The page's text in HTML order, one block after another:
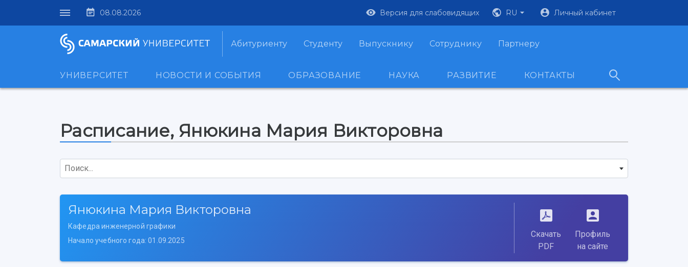
08.08.2026 Версия для слабовидящих RU Личный кабинет
Абитуриенту Студенту Выпускнику Сотруднику Партнеру
УНИВЕРСИТЕТ НОВОСТИ И СОБЫТИЯ ОБРАЗОВАНИЕ НАУКА РАЗВИТИЕ КОНТАКТЫ
Расписание, Янюкина Мария Викторовна
Поиск...
Янюкина Мария Викторовна
Кафедра инженерной графики
Начало учебного года: 01.09.2025
Скачать
PDF
Профиль
на сайте